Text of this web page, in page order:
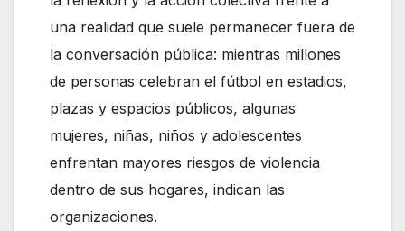
una realidad que suele permanecer fuera de
la conversación pública: mientras millones
de personas celebran el fútbol en estadios,
plazas y espacios públicos, algunas
mujeres, niñas, niños y adolescentes
enfrentan mayores riesgos de violencia
dentro de sus hogares, indican las
organizaciones.